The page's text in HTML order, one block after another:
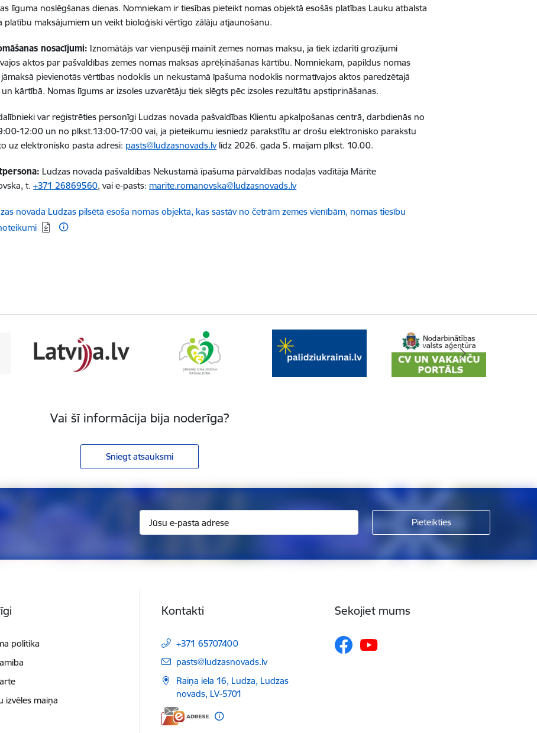
līguma noslēgšanas dienas. Nomniekam ir tiesības pieteikt nomas objektā esošās platības Lauku atbalsta
platību maksājumiem un veikt bioloģiski vērtīgo zālāju atjaunošanu.
nosacījumi: Iznomātājs var vienpusēji mainīt zemes nomas maksu, ja tiek izdarīti grozījumi
aktos par pašvaldības zemes nomas maksas aprēķināšanas kārtību. Nomniekam, papildus nomas
jāmaksā pievienotās vērtības nodoklis un nekustamā īpašuma nodoklis normatīvajos aktos paredzētajā
kārtībā. Nomas līgums ar izsoles uzvarētāju tiek slēgts pēc izsoles rezultātu apstiprināšanas.
var reģistrēties personīgi Ludzas novada pašvaldības Klientu apkalpošanas centrā, darbdienās no
12:00 un no plkst.13:00-17:00 vai, ja pieteikumu iesniedz parakstītu ar drošu elektronisko parakstu
uz elektronisko pasta adresi: pasts@ludzasnovads.lvlīdz 2026. gada 5. maijam plkst. 10.00.
Ludzas novada pašvaldības Nekustamā īpašuma pārvaldības nodaļas vadītāja Mārīte
t.+371 26869560, vai e-pasts: marite.romanovska@ludzasnovads.lv
novada Ludzas pilsētā esoša nomas objekta, kas sastāv no četrām zemes vienībām, nomas tiesību
Vai šī informācija bija noderīga?
Sniegt atsauksmi
politika
izvēles maiņa
Kontakti
+371 65707400
E-pasts:
pasts@ludzasnovads.lv
Raiņa iela 16, Ludza, Ludzas
novads, LV-5701
Sekojiet mums